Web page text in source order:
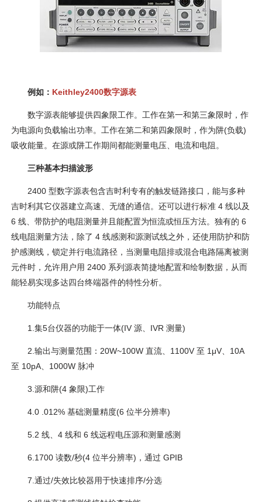
例如： Keithley2400数字源表
数字源表能够提供四象限工作。工作在第一和第三象限时，作
为电源向负载输出功率。工作在第二和第四象限时，作为阱(负载)
吸收能量。在源或阱工作期间都能测量电压、电流和电阻。
三种基本扫描波形
2400 型数字源表包含吉时利专有的触发链路接口，能与多种
吉时利其它仪器建立高速、无缝的通信。还可以进行标准 4 线以及
6 线、带防护的电阻测量并且能配置为恒流或恒压方法。独有的 6
线电阻测量方法，除了 4 线感测和源测试线之外，还使用防护和防
护感测线，锁定并行电流路径，当测量电阻排或混合电路隔离被测
元件时，允许用户用 2400 系列源表简捷地配置和绘制数据，从而
能轻易实现多达四台终端器件的特性分析。
功能特点
1.集5台仪器的功能于一体(IV 源、IVR 测量)
2.输出与测量范围：20W~100W 直流、1100V 至 1μV、10A
至 10pA、1000W 脉冲
3.源和阱(4 象限)工作
4.0 .012% 基础测量精度(6 位半分辨率)
5.2 线、4 线和 6 线远程电压源和测量感测
6.1700 读数/秒(4 位半分辨率)，通过 GPIB
7.通过/失效比较器用于快速排序/分选